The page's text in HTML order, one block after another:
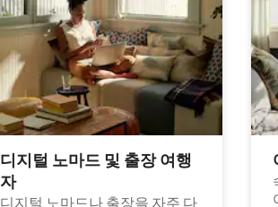
디지털 노마드 및 출장 여행
자
디지털 노마드나 출장을 자주 다